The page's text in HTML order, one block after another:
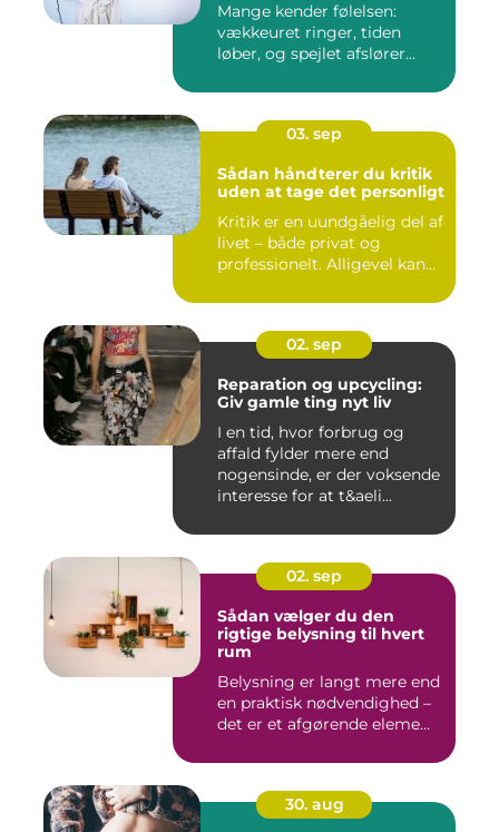
Mange kender følelsen:
vækkeuret ringer, tiden
løber, og spejlet afslører...
03. sep
Sådan håndterer du kritik
uden at tage det personligt
Kritik er en uundgåelig del af
livet – både privat og
professionelt. Alligevel kan...
02. sep
Reparation og upcycling:
Giv gamle ting nyt liv
I en tid, hvor forbrug og
affald fylder mere end
nogensinde, er der voksende
interesse for at t&aeli...
02. sep
Sådan vælger du den
rigtige belysning til hvert
rum
Belysning er langt mere end
en praktisk nødvendighed –
det er et afgørende eleme...
30. aug